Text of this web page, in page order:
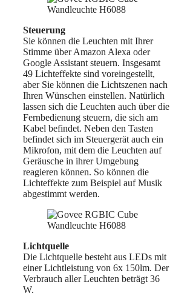
Steuerung
Sie können die Leuchten mit Ihrer
Stimme über Amazon Alexa oder
Google Assistant steuern. Insgesamt
49 Lichteffekte sind voreingestellt,
aber Sie können die Lichtszenen nach
Ihren Wünschen einstellen. Natürlich
lassen sich die Leuchten auch über die
Fernbedienung steuern, die sich am
Kabel befindet. Neben den Tasten
befindet sich im Steuergerät auch ein
Mikrofon, mit dem die Leuchten auf
Geräusche in ihrer Umgebung
reagieren können. So können die
Lichteffekte zum Beispiel auf Musik
abgestimmt werden.
Lichtquelle
Die Lichtquelle besteht aus LEDs mit
einer Lichtleistung von 6x 150lm. Der
Verbrauch aller Leuchten beträgt 36
W.